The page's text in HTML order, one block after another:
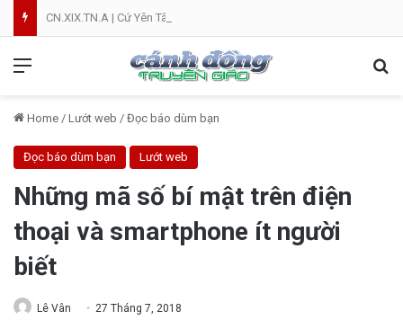
CN.XIX.TN.A | Cứ Yên Tâm | NVT
Home / Lướt web / Đọc báo dùm bạn
Đọc báo dùm bạn Lướt web
Những mã số bí mật trên điện
thoại và smartphone ít người
biết
Lê Vân 27 Tháng 7, 2018